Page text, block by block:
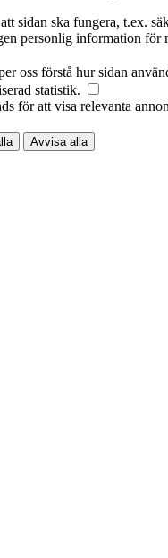
sidan ska fungera, t.ex.
personlig information för
oss förstå hur sidan
statistik.
för att visa relevanta
Avvisa alla